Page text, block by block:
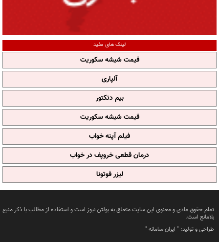
لینک های مفید
قیمت شیشه سکوریت
آلپاری
بیم دتکتور
قیمت شیشه سکوریت
فیلم آپنه خواب
درمان قطعی خروپف در خواب
لیزر فوتونا
تمام حقوق مادی و معنوی این سایت متعلق به بولتن نیوز است و استفاده از مطالب با ذکر منبع
بلامانع است.
طراحی و تولید: " ایران سامانه"